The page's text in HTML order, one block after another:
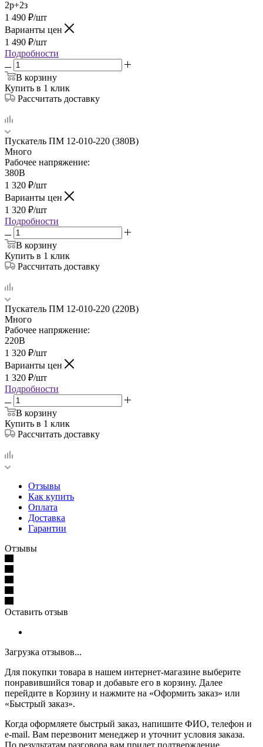
2р+2з
1 490 ₽/шт
Варианты цен
1 490 ₽/шт
Подробности
В корзину
Купить в 1 клик
Рассчитать доставку
Пускатель ПМ 12-010-220 (380В)
Много
Рабочее напряжение:
380В
1 320 ₽/шт
Варианты цен
1 320 ₽/шт
Подробности
В корзину
Купить в 1 клик
Рассчитать доставку
Пускатель ПМ 12-010-220 (220В)
Много
Рабочее напряжение:
220В
1 320 ₽/шт
Варианты цен
1 320 ₽/шт
Подробности
В корзину
Купить в 1 клик
Рассчитать доставку
Отзывы
Как купить
Оплата
Доставка
Гарантии
Отзывы
Оставить отзыв
Загрузка отзывов...
Для покупки товара в нашем интернет-магазине выберите
понравившийся товар и добавьте его в корзину. Далее
перейдите в Корзину и нажмите на «Оформить заказ» или
«Быстрый заказ».
Когда оформляете быстрый заказ, напишите ФИО, телефон и
e-mail. Вам перезвонит менеджер и уточнит условия заказа.
По результатам разговора вам придет подтверждение